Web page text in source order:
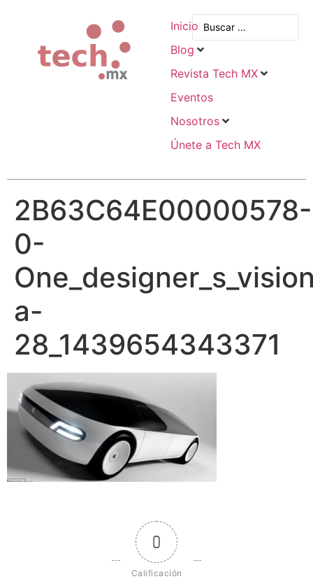
Inicio
Blog
Revista Tech MX
Eventos
Nosotros
Únete a Tech MX
2B63C64E00000578-
0-
a-
28_1439654343371
0
Calificación